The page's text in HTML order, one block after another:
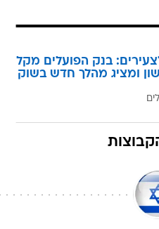
בנק הפועלים מקל
ומציג מהלך חדש בשוק